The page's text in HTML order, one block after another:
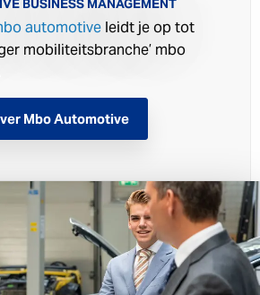
automotiveleidt je op tot
mobiliteitsbranche’ mbo
Mbo Automotive